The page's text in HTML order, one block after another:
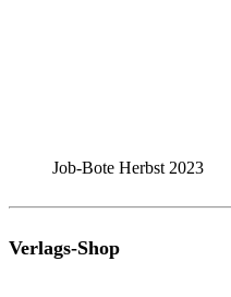
Job-Bote Herbst 2023
Verlags-Shop